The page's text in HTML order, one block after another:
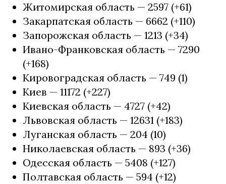
Житомирская область — 2597 (+61)
Закарпатская область — 6662 (+110)
Запорожская область — 1213 (+34)
Ивано-Франковская область — 7290
(+168)
Кировоградская область — 749 (1)
Киев — 11172 (+227)
Киевская область — 4727 (+42)
Львовская область — 12631 (+183)
Луганская область — 204 (10)
Николаевская область — 893 (+36)
Одесская область — 5408 (+127)
Полтавская область — 594 (+12)